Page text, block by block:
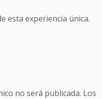
esta experiencia única.
no será publicada. Los